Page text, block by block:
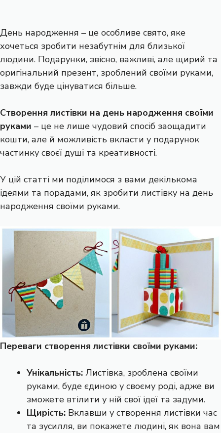
День народження – це особливе свято, яке
хочеться зробити незабутнім для близької
людини. Подарунки, звісно, важливі, але щирий та
оригінальний презент, зроблений своїми руками,
завжди буде цінуватися більше.
Створення листівки на день народження своїми
руками – це не лише чудовий спосіб заощадити
кошти, але й можливість вкласти у подарунок
частинку своєї душі та креативності.
У цій статті ми поділимося з вами декількома
ідеями та порадами, як зробити листівку на день
народження своїми руками.
Переваги створення листівки своїми руками:
Унікальність: Листівка, зроблена своїми
руками, буде єдиною у своєму роді, адже ви
зможете втілити у ній свої ідеї та задуми.
Щирість: Вклавши у створення листівки час
та зусилля, ви покажете людині, як вона вам